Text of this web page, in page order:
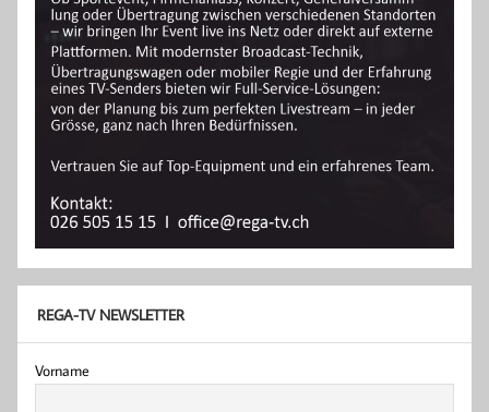
REGA-TV NEWSLETTER
Vorname